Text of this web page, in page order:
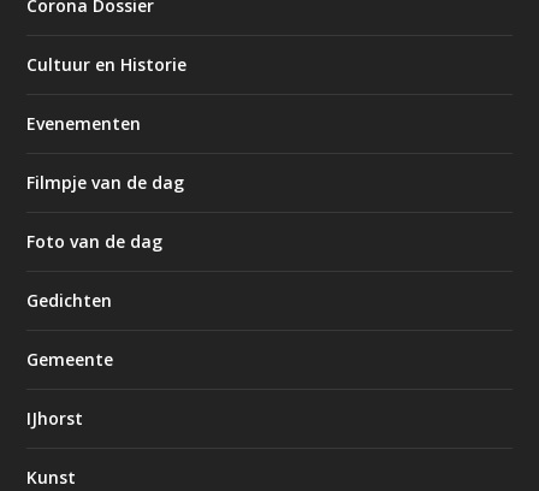
Corona Dossier
Cultuur en Historie
Evenementen
Filmpje van de dag
Foto van de dag
Gedichten
Gemeente
IJhorst
Kunst